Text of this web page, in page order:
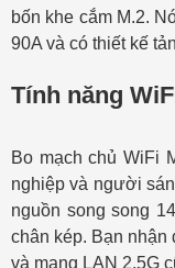
bốn khe cắm M.2.
90A và có thiết kế
Tính năng
Bo mạch chủ WiFi
nghiệp và người
nguồn song song
chân kép. Bạn nhận
và mạng LAN 2.5G